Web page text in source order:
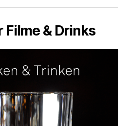
Filme & Drinks